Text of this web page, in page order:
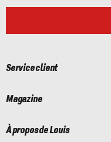
Service client
Magazine
À propos de Louis